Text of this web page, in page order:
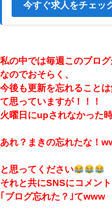
今すぐ求人をチェッ
私の中では毎週このブロ
なのでおそらく、
今後も更新を忘れること
て思っていますが！！！
火曜日にupされなかった時
あれ？まきの忘れたな！
と思ってください
それと共にSNSにコメン
｢ブログ忘れた？｣てwww